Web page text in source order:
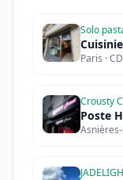
Solo
Paris ·
Crousty
Poste